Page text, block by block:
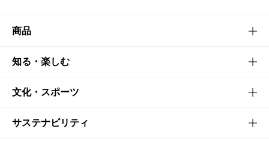
商品
商品TOP
商品一覧
商品発売情報
知る・楽しむ
知る・楽しむTOP
キャンペーン
文化・スポーツ
文化・スポーツTOP
サステナビリティ